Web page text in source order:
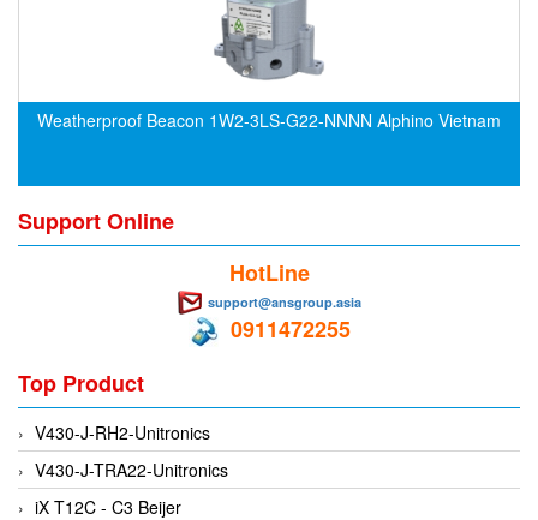
CS-Instrument
CTC
Cygnus
Dandong Huayu
Danfoss
Datalogic Vietnam
Datexel
Weatherproof Beacon 1W2-3LS-G22-NNNN Alphino Vietnam
Support Online
HotLine
support@ansgroup.asia
0911472255
Top Product
V430-J-RH2-Unitronics
V430-J-TRA22-Unitronics
iX T12C - C3 Beijer